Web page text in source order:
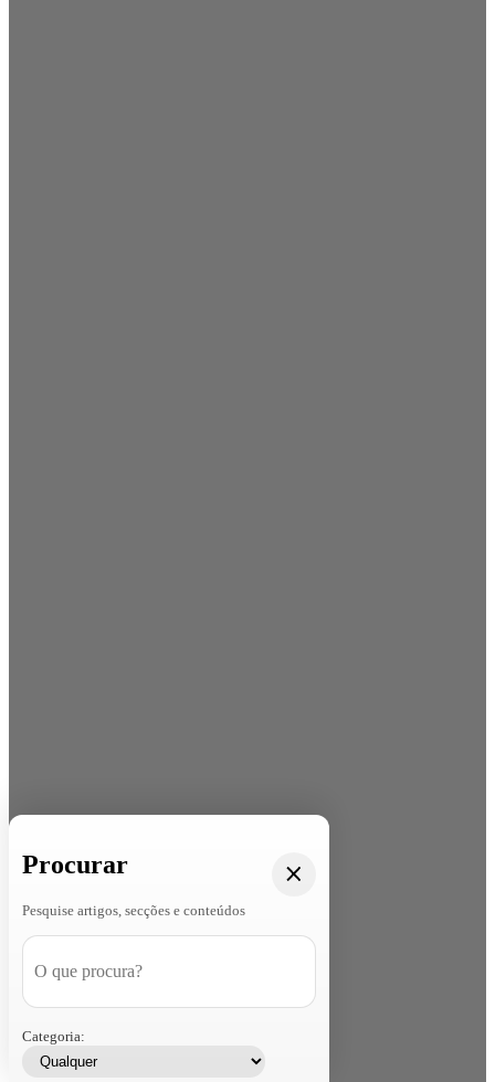
Procurar
Pesquise artigos, secções e conteúdos
Categoria: